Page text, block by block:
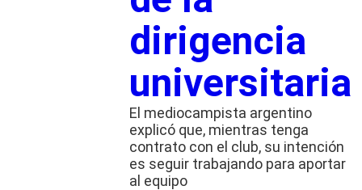
dirigencia
universitaria
El mediocampista argentino
explicó que, mientras tenga
contrato con el club, su intención
es seguir trabajando para aportar
al equipo